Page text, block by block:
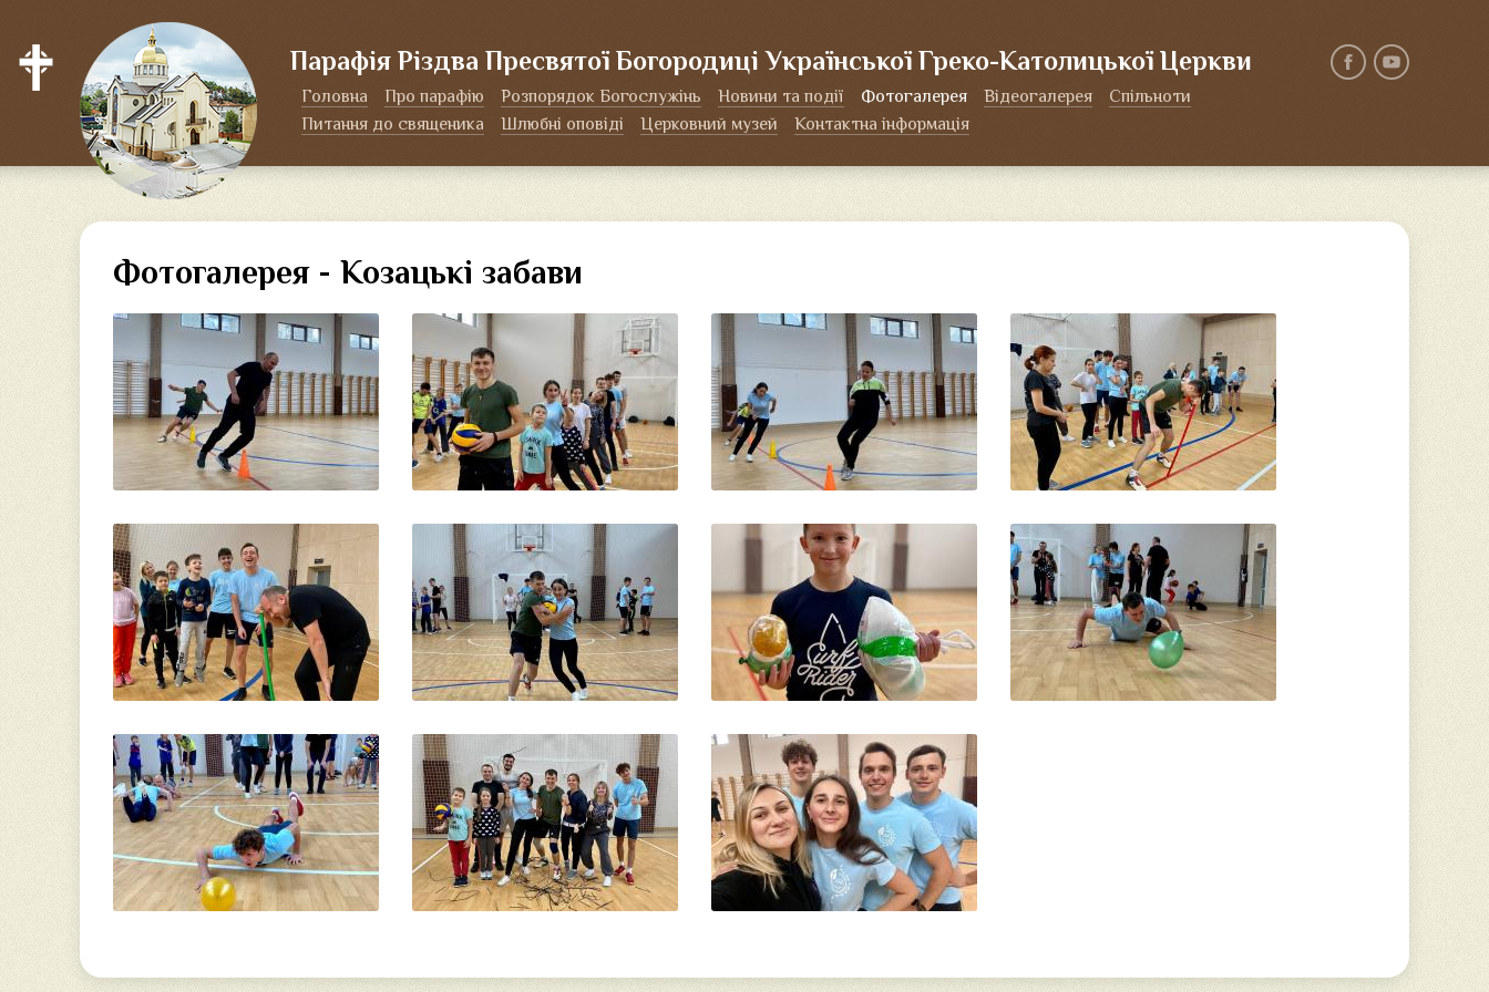
Парафія Різдва Пресвятої Богородиці Української Греко-Католицької Церкви
Головна Про парафію Розпорядок Богослужінь Новини та події Фотогалерея Відеогалерея
Спільноти
Питання до священика
Шлюбні оповіді Церковний музей Контактна інформація
Фотогалерея - Козацькі забави